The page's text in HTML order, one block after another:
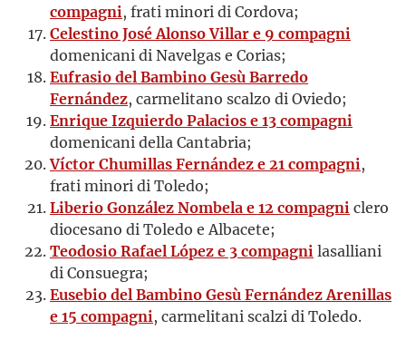
compagni, frati minori di Cordova;
Celestino José Alonso Villar e 9 compagni
domenicani di Navelgas e Corias;
Eufrasio del Bambino Gesù Barredo
Fernández, carmelitano scalzo di Oviedo;
Enrique Izquierdo Palacios e 13 compagni
domenicani della Cantabria;
Víctor Chumillas Fernández e 21 compagni,
frati minori di Toledo;
Liberio González Nombela e 12 compagni clero
diocesano di Toledo e Albacete;
Teodosio Rafael López e 3 compagni lasalliani
di Consuegra;
Eusebio del Bambino Gesù Fernández Arenillas
e 15 compagni, carmelitani scalzi di Toledo.